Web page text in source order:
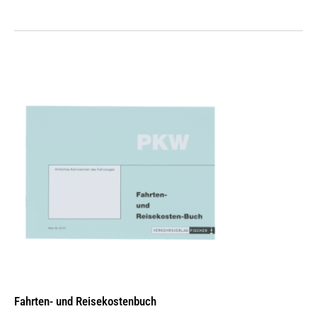
Fahrten- und Reisekostenbuch